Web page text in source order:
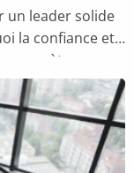
un leader solide
la confiance et
pas